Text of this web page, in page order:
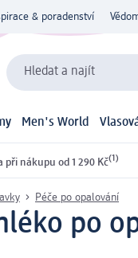
& poradenství
Hledat a najít
Men's World
při nákupu od 1 290 Kč(1)
Péče po opalování
po